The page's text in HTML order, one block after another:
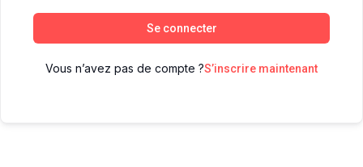
Se connecter
Vous n’avez pas de compte ?S’inscrire maintenant